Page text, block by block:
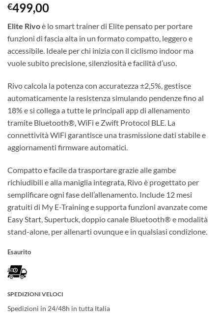
€499,00
Elite Rivoè lo smart trainer di Elite pensato per portare
funzioni di fascia alta in un formato compatto, leggero e
accessibile. Ideale per chi inizia con il ciclismo indoor ma
vuole subito precisione, silenziosità e facilità d’uso.
Rivo calcola la potenza con accuratezza ±2,5%, gestisce
automaticamente la resistenza simulando pendenze fino al
18% e si collega a tutte le principali app di allenamento
tramite Bluetooth®, WiFi e Zwift Protocol BLE. La
connettività WiFi garantisce una trasmissione dati stabile e
aggiornamenti firmware automatici.
Compatto e facile da trasportare grazie alle gambe
richiudibili e alla maniglia integrata, Rivo è progettato per
semplificare ogni fase dell’allenamento. Include 12 mesi
gratuiti di My E-Training e supporta funzioni avanzate come
Easy Start, Supertuck, doppio canale Bluetooth® e modalità
stand-alone, per allenarti ovunque e in qualsiasi condizione.
Esaurito
SPEDIZIONI VELOCI
Spedizioni in 24/48h in tutta Italia